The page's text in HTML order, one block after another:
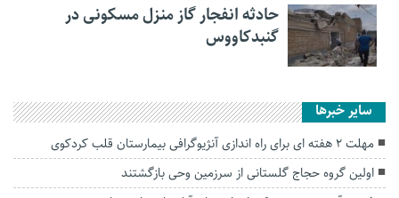
حادثه انفجار گاز منزل مسکونی در
گنبدکاووس
سایر خبرها
مهلت 2 هفته ای برای راه اندازی آنژیوگرافی بیمارستان قلب کردکوی
اولین گروه حجاج گلستانی از سرزمین وحی بازگشتند